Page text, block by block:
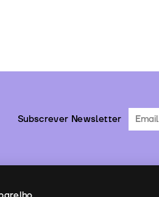
Subscrever Newsletter